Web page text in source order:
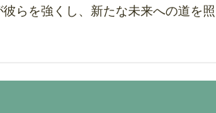
らを強くし、新たな未来への道を照